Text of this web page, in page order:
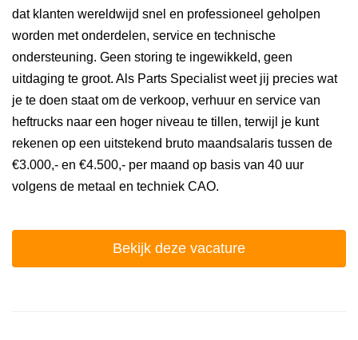
dat klanten wereldwijd snel en professioneel geholpen
worden met onderdelen, service en technische
ondersteuning. Geen storing te ingewikkeld, geen
uitdaging te groot. Als Parts Specialist weet jij precies wat
je te doen staat om de verkoop, verhuur en service van
heftrucks naar een hoger niveau te tillen, terwijl je kunt
rekenen op een uitstekend bruto maandsalaris tussen de
€3.000,- en €4.500,- per maand op basis van 40 uur
volgens de metaal en techniek CAO.
Bekijk deze vacature